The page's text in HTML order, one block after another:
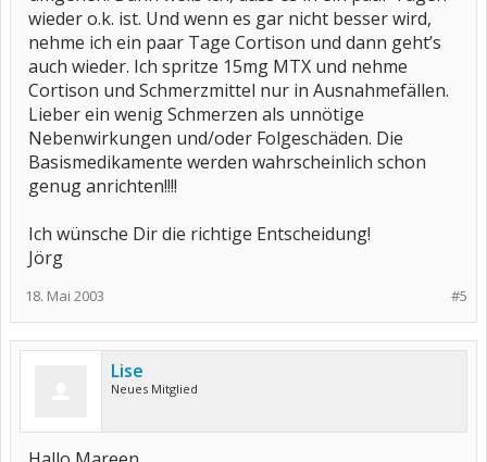
wieder o.k. ist. Und wenn es gar nicht besser wird,
nehme ich ein paar Tage Cortison und dann geht’s
auch wieder. Ich spritze 15mg MTX und nehme
Cortison und Schmerzmittel nur in Ausnahmefällen.
Lieber ein wenig Schmerzen als unnötige
Nebenwirkungen und/oder Folgeschäden. Die
Basismedikamente werden wahrscheinlich schon
genug anrichten!!!!
Ich wünsche Dir die richtige Entscheidung!
Jörg
#5
18. Mai 2003
Lise
Neues Mitglied